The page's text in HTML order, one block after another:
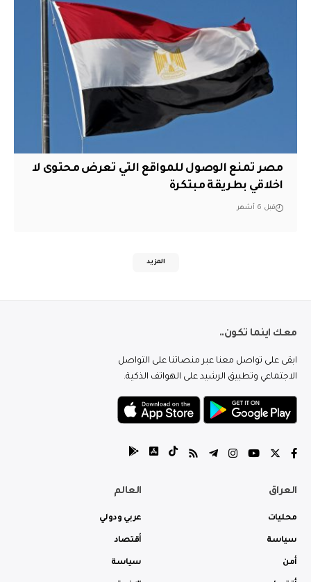
مصر تمنع الوصول للمواقع التي تعرض محتوى لا
اخلاقي بطريقة مبتكرة
قبل 6 أشهر
المزيد
معك اينما تكون..
ابقى على تواصل معنا عبر منصاتنا على التواصل
الاجتماعي وتطبيق الرشيد على الهواتف الذكية.
العراق
محليات
سياسة
أمن
العالم
عربي ودولي
أقتصاد
سياسة